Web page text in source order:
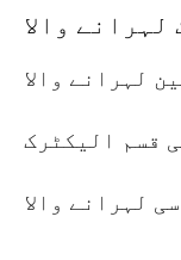
لہرانے والا
لہرانے والا
لہرانے والا